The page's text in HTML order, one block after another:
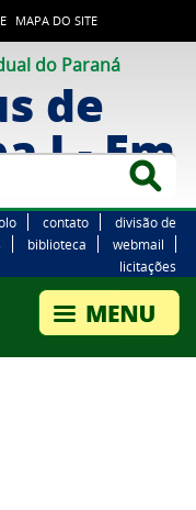
MAPA DO SITE
do Paraná
de
I -
contato
divisão de
biblioteca
webmail
licitações